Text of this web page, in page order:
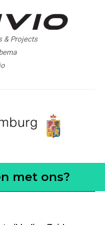
& Projects
met ons?